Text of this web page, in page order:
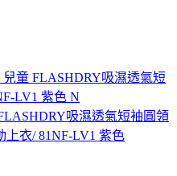
吸濕透氣短袖圓領
上衣/ 81NF-LV1 紫色